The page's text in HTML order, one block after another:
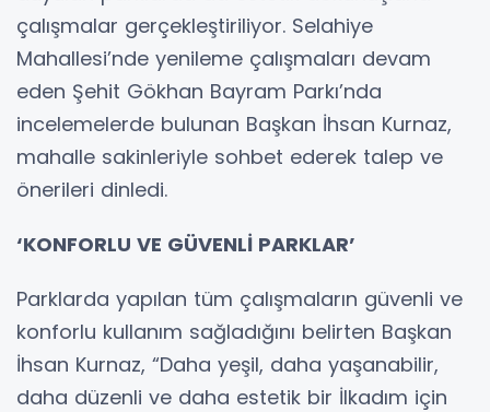
çalışmalar gerçekleştiriliyor. Selahiye
Mahallesi’nde yenileme çalışmaları devam
eden Şehit Gökhan Bayram Parkı’nda
incelemelerde bulunan Başkan İhsan Kurnaz,
mahalle sakinleriyle sohbet ederek talep ve
önerileri dinledi.
‘KONFORLU VE GÜVENLİ PARKLAR’
Parklarda yapılan tüm çalışmaların güvenli ve
konforlu kullanım sağladığını belirten Başkan
İhsan Kurnaz, “Daha yeşil, daha yaşanabilir,
daha düzenli ve daha estetik bir İlkadım için